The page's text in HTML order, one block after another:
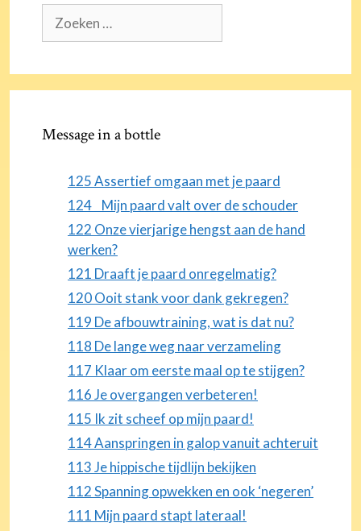
naar:
Message in a bottle
125 Assertief omgaan met je paard
124 Mijn paard valt over de schouder
122 Onze vierjarige hengst aan de hand
werken?
121 Draaft je paard onregelmatig?
120 Ooit stank voor dank gekregen?
119 De afbouwtraining, wat is dat nu?
118 De lange weg naar verzameling
117 Klaar om eerste maal op te stijgen?
116 Je overgangen verbeteren!
115 Ik zit scheef op mijn paard!
114 Aanspringen in galop vanuit achteruit
113 Je hippische tijdlijn bekijken
112 Spanning opwekken en ook ‘negeren’
111 Mijn paard stapt lateraal!